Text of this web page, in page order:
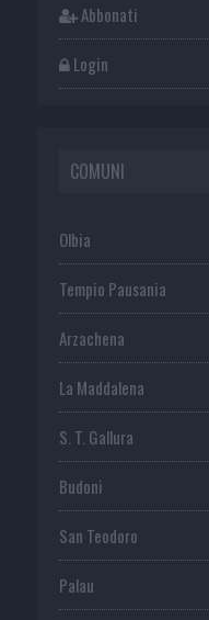
Abbonati
Login
COMUNI
Olbia
Tempio Pausania
Arzachena
La Maddalena
S. T. Gallura
Budoni
San Teodoro
Palau